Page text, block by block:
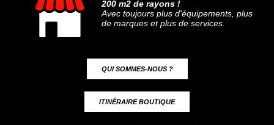
200 m2 de rayons !
Avec toujours plus d'équipements, plus
de marques et plus de services.
QUI SOMMES-NOUS ?
ITINÉRAIRE BOUTIQUE